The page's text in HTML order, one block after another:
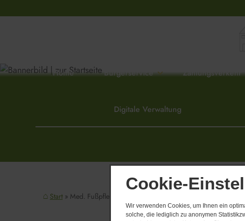
Cookie-
Wir verwenden Cookies, um Ihnen ein
solche, die lediglich zu anonymen
Home Bürgerservice Zahlungsverkehr
Digitale Verwaltung
Start Med. Fußpflege, Massagen, Maniküre Gudrun Fritsche
Derzeit sind keine